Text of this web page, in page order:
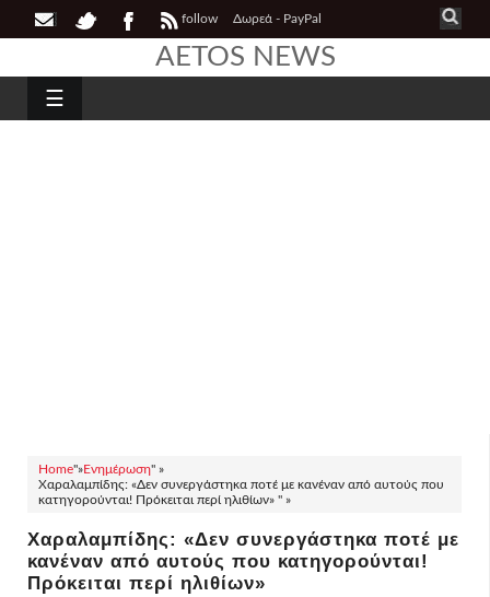
follow Δωρεά - PayPal
AETOS NEWS
☰
Home"»Ενημέρωση" »
Χαραλαμπίδης: «Δεν συνεργάστηκα ποτέ με κανέναν από αυτούς που
κατηγορούνται! Πρόκειται περί ηλιθίων» " »
Χαραλαμπίδης: «Δεν συνεργάστηκα ποτέ με
κανέναν από αυτούς που κατηγορούνται!
Πρόκειται περί ηλιθίων»